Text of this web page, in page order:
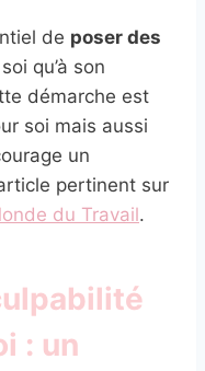
de poser des
qu’à son
démarche est
soi mais aussi
un
pertinent sur
du Travail.
: un